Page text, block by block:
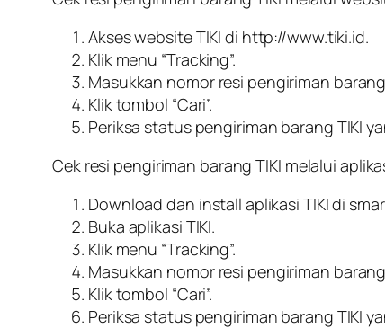
Akses website TIKI di http://www.tiki.id.
Klik menu “Tracking”.
Masukkan nomor resi pengiriman
Klik tombol “Cari”.
Periksa status pengiriman barang TIKI
Cek resi pengiriman barang TIKI melalui
Download dan install aplikasi TIKI di
Buka aplikasi TIKI.
Klik menu “Tracking”.
Masukkan nomor resi pengiriman
Klik tombol “Cari”.
Periksa status pengiriman barang TIKI